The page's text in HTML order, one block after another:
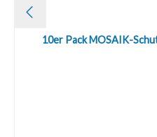
10er Pack MOSAIK-